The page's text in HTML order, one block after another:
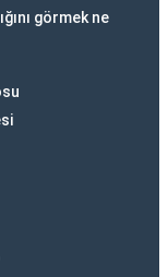
görmek ne